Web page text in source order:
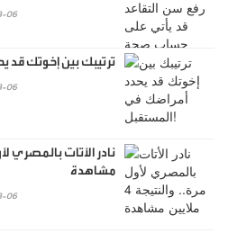
06
ترتيبك بين إخوتك
06
مشاهدة
06